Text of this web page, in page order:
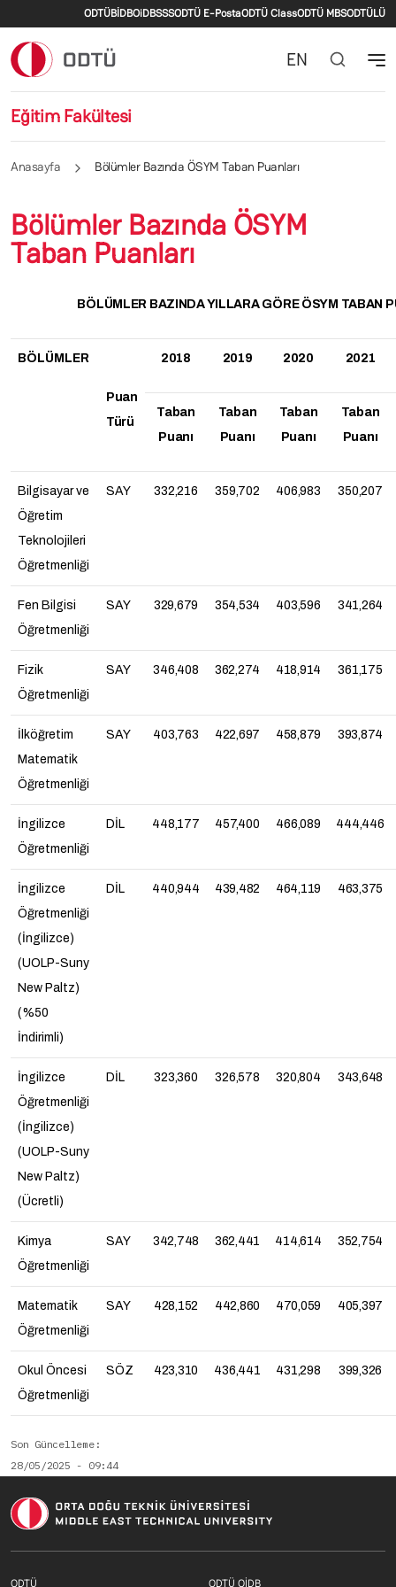
Ana içeriğe atlaİkincil menü
ODTÜBİDBOiDBSSSODTÜ E-PostaODTÜ ClassODTÜ MBSODTÜLÜ
Eğitim Fakültesi
EN
Anasayfa Bölümler Bazında ÖSYM Taban Puanları
Bölümler Bazında ÖSYM
Taban Puanları
BÖLÜMLER BAZINDA YILLARA GÖRE ÖSYM TABAN
BÖLÜMLER
Puan
Türü
2018 2019 2020 2021
Taban
Puanı
Taban
Puanı
Taban
Puanı
Taban
Puanı
Bilgisayar ve
Öğretim
Teknolojileri
Öğretmenliği
SAY 332,216 359,702 406,983 350,207
Fen Bilgisi
Öğretmenliği
SAY 329,679 354,534 403,596 341,264
Fizik
Öğretmenliği
SAY 346,408 362,274 418,914 361,175
İlköğretim
Matematik
Öğretmenliği
SAY 403,763 422,697 458,879 393,874
İngilizce
Öğretmenliği
DİL 448,177 457,400 466,089 444,446
İngilizce
Öğretmenliği
(İngilizce)
(UOLP-Suny
New Paltz)
(%50
İndirimli)
DİL 440,944 439,482 464,119 463,375
İngilizce
Öğretmenliği
(İngilizce)
(UOLP-Suny
New Paltz)
(Ücretli)
DİL 323,360 326,578 320,804 343,648
Kimya
Öğretmenliği
SAY 342,748 362,441 414,614 352,754
Matematik
Öğretmenliği
SAY 428,152 442,860 470,059 405,397
Okul Öncesi
Öğretmenliği
SÖZ 423,310 436,441 431,298 399,326
Son Güncelleme
28/05/2025 - 09:44
ODTÜ ODTÜ OİDB